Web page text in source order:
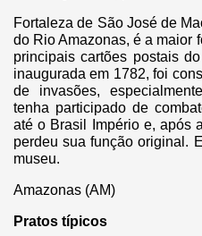
Fortaleza de São José de
do Rio Amazonas, é a maior
principais cartões postais
inaugurada em 1782, foi
de invasões,
tenha participado de
até o Brasil Império e, após
perdeu sua função original.
museu.
Amazonas (AM)
Pratos típicos